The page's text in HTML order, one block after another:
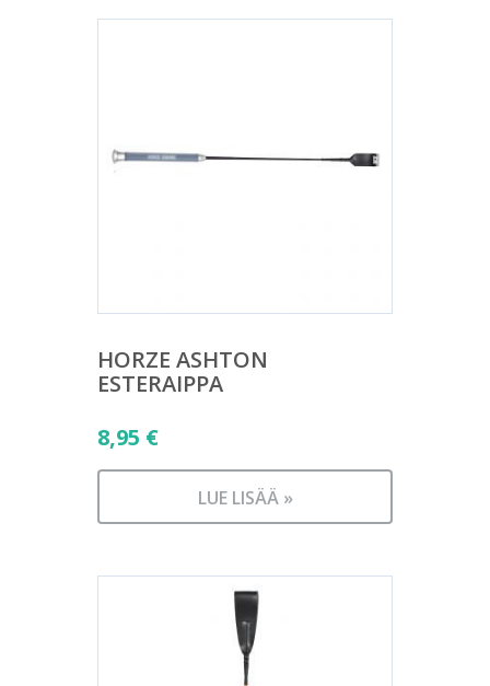
HORZE ASHTON
ESTERAIPPA
8,95 €
LUE LISÄÄ »